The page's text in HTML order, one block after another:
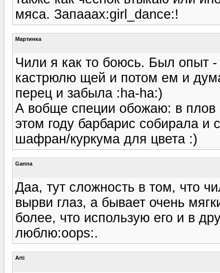
мяса. Запааах:girl_dance:!
Мартинка
Чили я как то боюсь. Был опыт -
кастрюлю щей и потом ем и
перец и забыла :ha-ha:)
А вобще специи обожаю: в плов
этом году барбарис собирала
шафран/куркума для цвета :)
Ganna
Даа, тут сложность в том, что
вырви глаз, а бывает очень
более, что использую его и в
люблю:oops:.
Arti